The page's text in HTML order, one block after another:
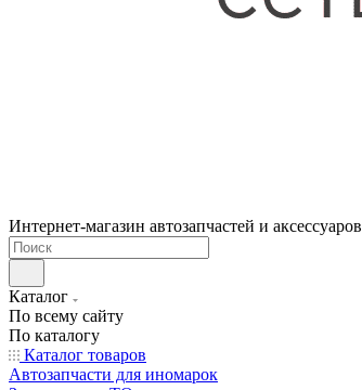
Интернет-магазин автозапчастей и аксессуаров
Каталог
По всему сайту
По каталогу
Каталог товаров
Автозапчасти для иномарок